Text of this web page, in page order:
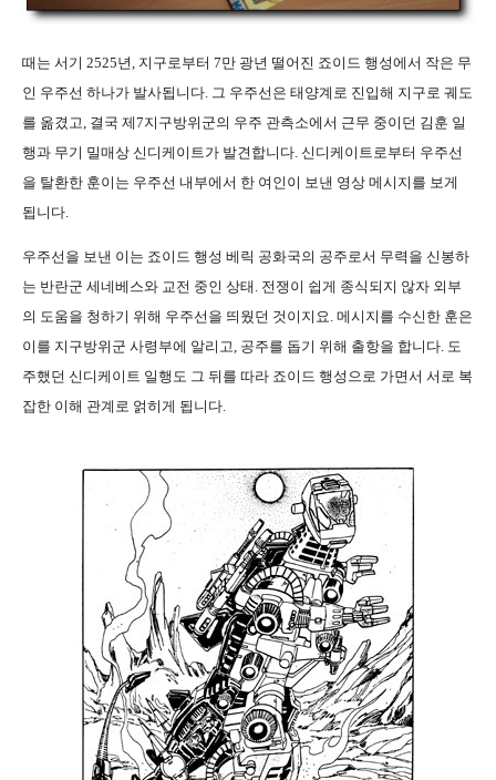
때는 서기 2525년, 지구로부터 7만 광년 떨어진 죠이드 행성에서 작은 무
인 우주선 하나가 발사됩니다. 그 우주선은 태양계로 진입해 지구로 궤도
를 옮겼고, 결국 제7지구방위군의 우주 관측소에서 근무 중이던 김훈 일
행과 무기 밀매상 신디케이트가 발견합니다. 신디케이트로부터 우주선
을 탈환한 훈이는 우주선 내부에서 한 여인이 보낸 영상 메시지를 보게
됩니다.
우주선을 보낸 이는 죠이드 행성 베릭 공화국의 공주로서 무력을 신봉하
는 반란군 세네베스와 교전 중인 상태. 전쟁이 쉽게 종식되지 않자 외부
의 도움을 청하기 위해 우주선을 띄웠던 것이지요. 메시지를 수신한 훈은
이를 지구방위군 사령부에 알리고, 공주를 돕기 위해 출항을 합니다. 도
주했던 신디케이트 일행도 그 뒤를 따라 죠이드 행성으로 가면서 서로 복
잡한 이해 관계로 얽히게 됩니다.